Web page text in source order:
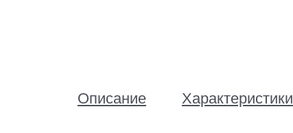
Описание Характеристики